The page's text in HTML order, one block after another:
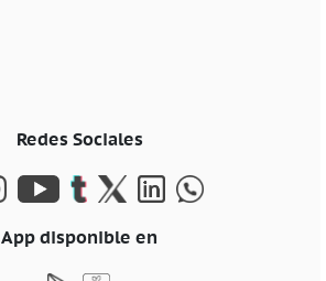
Redes Sociales
App disponible en